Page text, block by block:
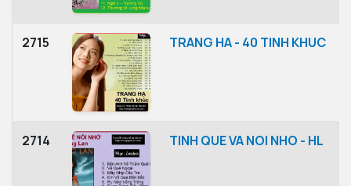
2715 TRANG HA - 40 TINH KHUC
2714 TINH QUE VA NOI NHO - HL